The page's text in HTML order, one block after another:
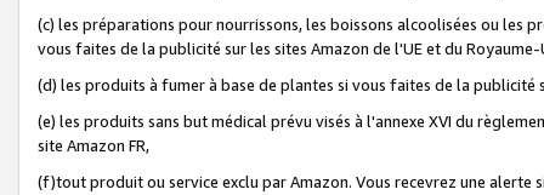
(c) les préparations pour nourrissons, les boissons alcoolisées ou les
vous faites de la publicité sur les sites Amazon de l'UE et du Royaume-
(d) les produits à fumer à base de plantes si vous faites de la publicité
(e) les produits sans but médical prévu visés à l'annexe XVI du
site Amazon FR,
(f)tout produit ou service exclu par Amazon. Vous recevrez une alerte